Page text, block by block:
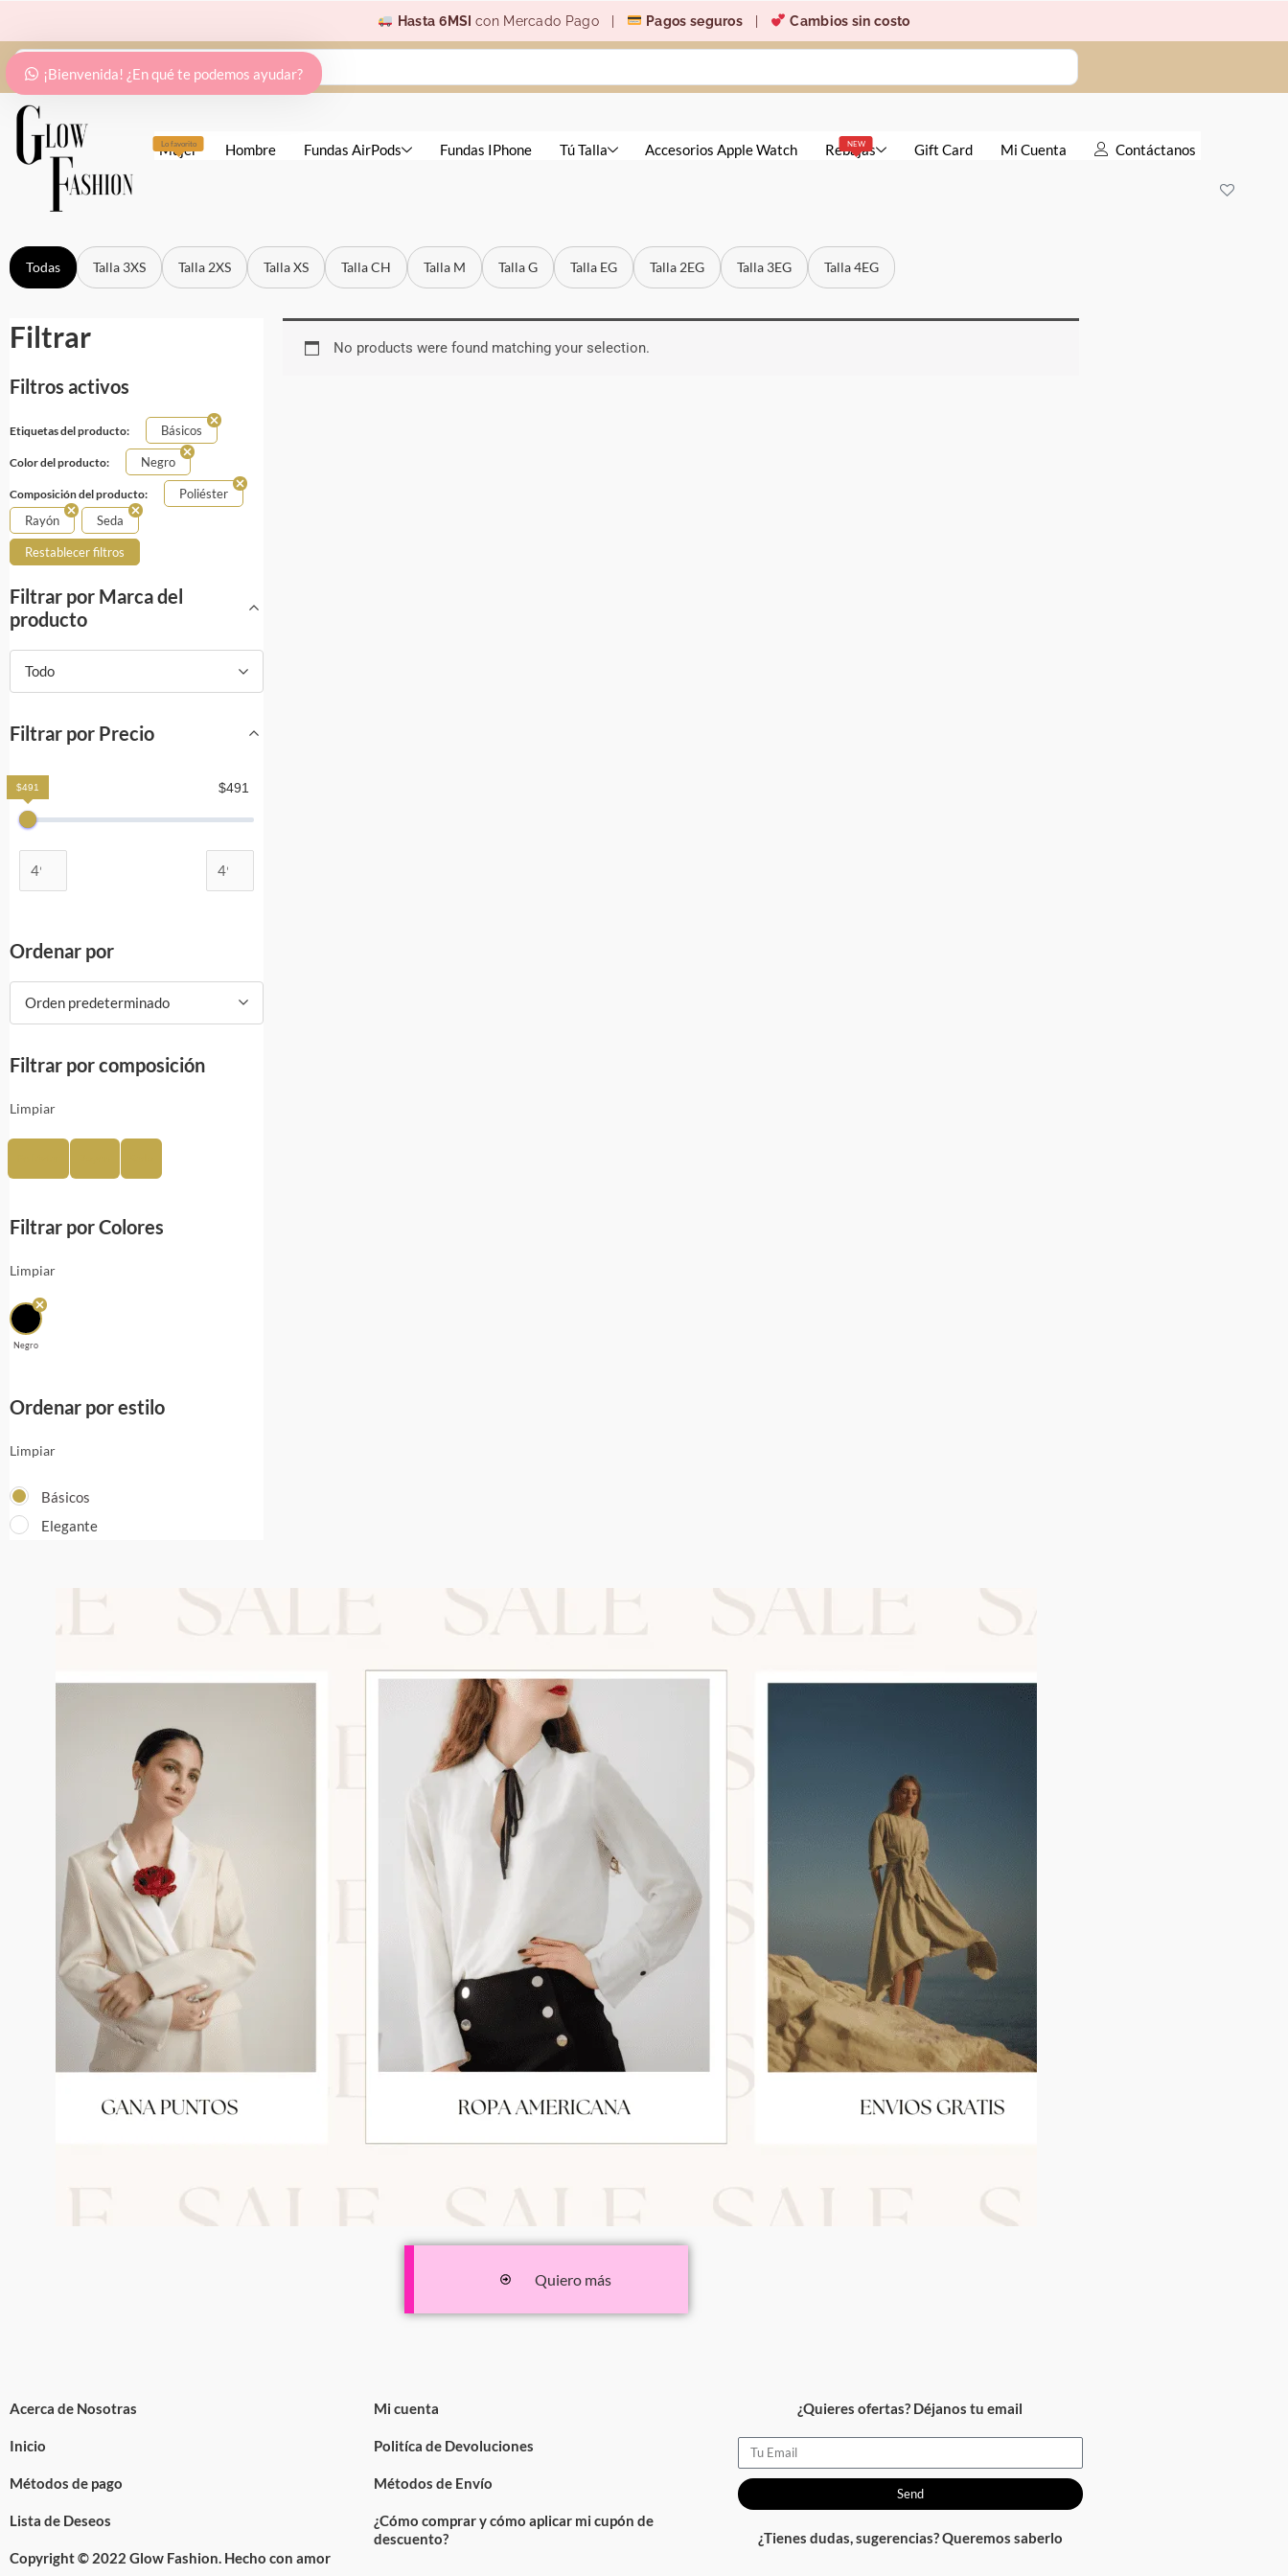
al
contenido
Hasta 6MSIcon Mercado Pago | Pagos seguros Cambios sin costo
Search
Lo favorito
Mujer Hombre Fundas AirPods Fundas IPhone Tú Talla Accesorios Apple Watch NEW
Rebajas Gift Card Mi Cuenta Contáctanos
Todas Talla 3XS Talla 2XS Talla XS Talla CH Talla M Talla G Talla EG Talla 2EG Talla 3EG Talla 4EG
Filtrar
Filtros activos
Etiquetas del producto: Básicos
Color del producto: Negro
Composición del producto:
Poliéster
Rayón
Seda
Restablecer filtros
Filtrar por Marca del
producto
Todo
Filtrar por Precio
$491
$491
Ordenar por
Orden predeterminado
Filtrar por composición
Limpiar
Filtrar por Colores
Limpiar
Negro
Ordenar por estilo
Limpiar
Básicos
Elegante
No products were found matching your selection.
Quiero más
Acerca de Nosotras
Inicio
Métodos de pago
Lista de Deseos
Copyright © 2022 Glow Fashion. Hecho con amor
Mi cuenta
Politíca de Devoluciones
Métodos de Envío
¿Cómo comprar y cómo aplicar mi cupón de
descuento?
¿Quieres ofertas? Déjanos tu email
Email
Send
¿Tienes dudas, sugerencias? Queremos saberlo
¡Bienvenida! ¿En qué te podemos ayudar?